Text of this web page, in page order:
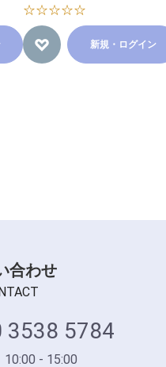
☆☆☆☆☆
新規・ログイン
合わせ
3538 5784
- 15:00